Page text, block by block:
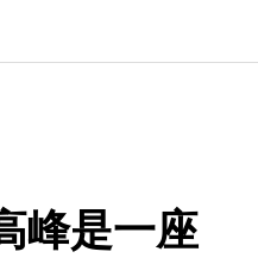
峰是一座